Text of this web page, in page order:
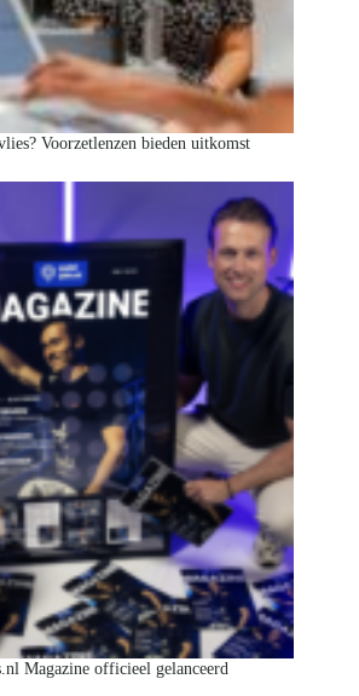
Voorzetlenzen bieden uitkomst
Magazine officieel gelanceerd